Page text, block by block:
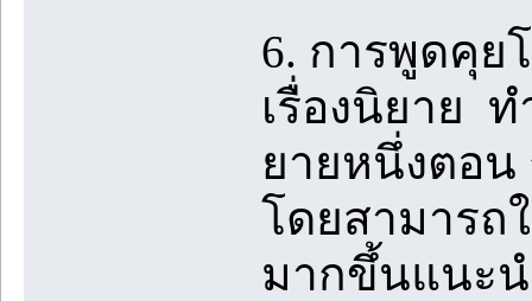
6. การพูดคุย
เรื่องนิยาย
ยายหนึ่งตอน
โดยสามารถ
มากขึ้นแนะน